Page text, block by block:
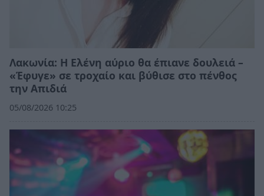
Λακωνία: Η Ελένη αύριο θα έπιανε δουλειά –
«Έφυγε» σε τροχαίο και βύθισε στο πένθος
την Απιδιά
05/08/2026 10:25